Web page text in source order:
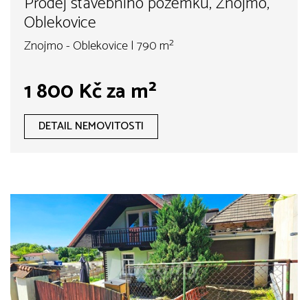
Oblekovice
Znojmo - Oblekovice | 790 m²
1 800 Kč za m²
DETAIL NEMOVITOSTI